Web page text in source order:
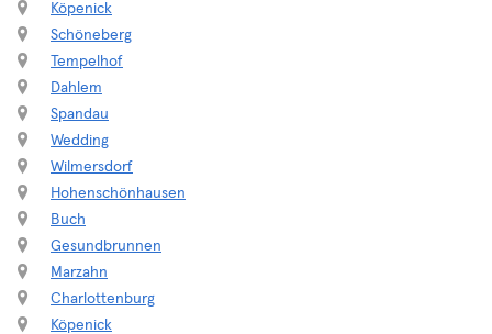
Köpenick
Schöneberg
Tempelhof
Dahlem
Spandau
Wedding
Wilmersdorf
Hohenschönhausen
Buch
Gesundbrunnen
Marzahn
Charlottenburg
Köpenick